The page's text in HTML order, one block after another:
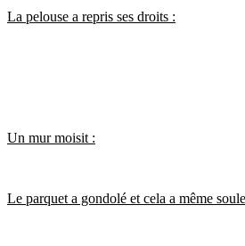
La pelouse a repris ses droits :
Un mur moisit :
Le parquet a gondolé et cela a même